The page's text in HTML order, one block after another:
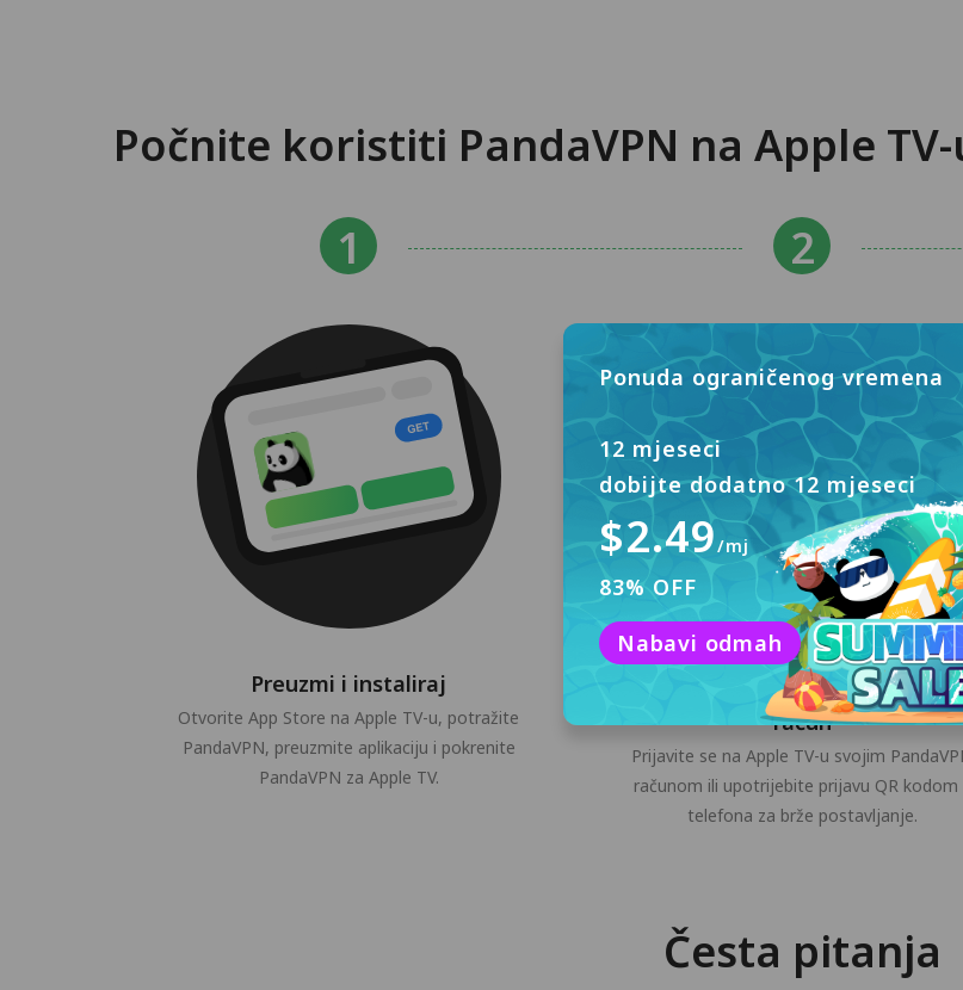
Počnite koristiti PandaVPN na Apple
Preuzmi i instaliraj
Otvorite App Store na Apple TV-u, potražite
PandaVPN, preuzmite aplikaciju i pokrenite
PandaVPN za Apple TV.
Prijavite se na svoj PandaVPN
račun
Prijavite se na Apple TV-u svojim
računom ili upotrijebite prijavu QR kodom
telefona za brže postavljanje.
Česta pitanja
Ponuda ograničenog vremena
12 mjeseci
dobijte dodatno 12 mjeseci
$2.49/mj
83% OFF
Nabavi odmah